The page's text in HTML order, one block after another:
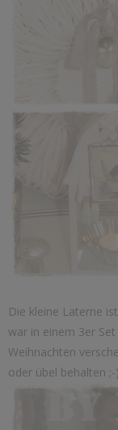
Die kleine Laterne
war in einem 3er
Weihnachten
oder übel behalten ;-)